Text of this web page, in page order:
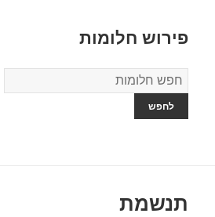
פירוש חלומות
מילון
החלומות
תנשמת